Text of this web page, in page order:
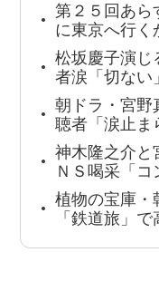
第２５回あら
に東京へ行
松坂慶子演じ
者涙「切ない」
朝ドラ・宮野
聴者「涙止ま
神木隆之介と
ＮＳ喝采「コ
植物の宝庫・
「鉄道旅」